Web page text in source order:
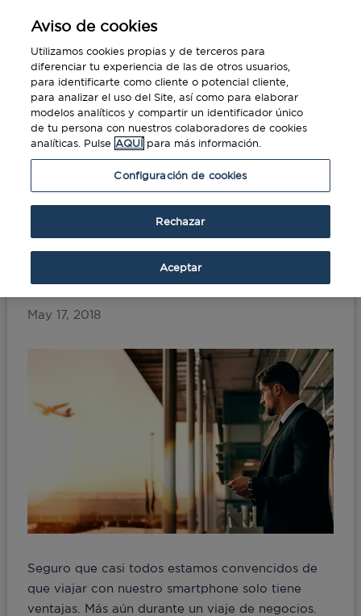
Portada»El móvil en los viajes de negocios,
¿amigo o enemigo?
El móvil en los viajes de
negocios, ¿amigo o
enemigo?
May 17, 2018
Seguro que casi todos estamos convencidos de
que viajar con nuestro smartphone solo tiene
ventajas. Más aún durante un viaje de negocios.
Aviso de cookies
Utilizamos cookies propias y de terceros para
diferenciar tu experiencia de las de otros usuarios,
para identificarte como cliente o potencial cliente,
para analizar el uso del Site, así como para elaborar
modelos analíticos y compartir un identificador único
de tu persona con nuestros colaboradores de cookies
analíticas. Pulse AQUÍ para más información.
Configuración de cookies
Rechazar
Aceptar